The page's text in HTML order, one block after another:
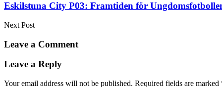
Eskilstuna City P03: Framtiden för
Next Post
Leave a Comment
Leave a Reply
Your email address will not be published. Required fields are marked